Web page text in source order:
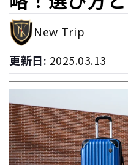
New Trip
更新日: 2025.03.13